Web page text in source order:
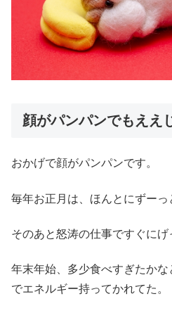
顔がパンパンでもええ
おかげで顔がパンパンです。
毎年お正月は、ほんとにずーっ
そのあと怒涛の仕事ですぐにげ
年末年始、多少食べすぎたか
でエネルギー持ってかれてた。